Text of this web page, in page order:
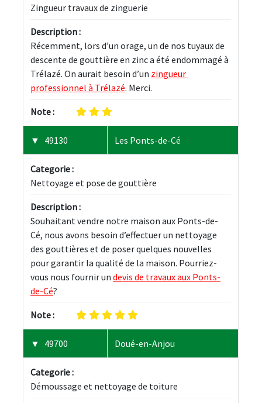
Zingueur travaux de zinguerie
Description :
Récemment, lors d’un orage, un de nos tuyaux de
descente de gouttière en zinc a été endommagé à
Trélazé. On aurait besoin d’un zingueur
professionnel à Trélazé. Merci.
Note :
49130 Les Ponts-de-Cé
Categorie :
Nettoyage et pose de gouttière
Description :
Souhaitant vendre notre maison aux Ponts-de-
Cé, nous avons besoin d’effectuer un nettoyage
des gouttières et de poser quelques nouvelles
pour garantir la qualité de la maison. Pourriez-
vous nous fournir un devis de travaux aux Ponts-
de-Cé?
Note :
49700 Doué-en-Anjou
Categorie :
Démoussage et nettoyage de toiture